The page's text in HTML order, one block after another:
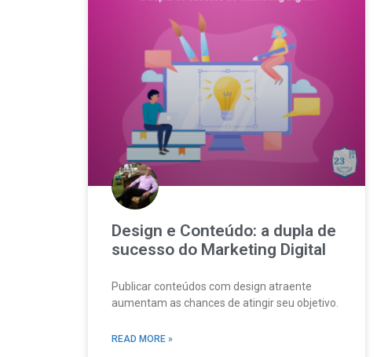
Design e Conteúdo: a dupla de
sucesso do Marketing Digital
Publicar conteúdos com design atraente
aumentam as chances de atingir seu objetivo.
READ MORE »